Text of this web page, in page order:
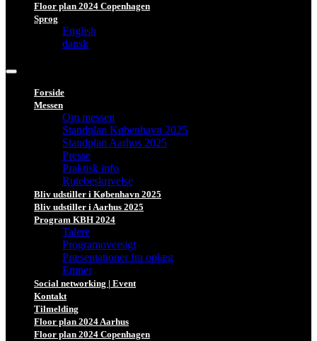
Floor plan 2024 Copenhagen
Sprog
English
dansk
Forside
Messen
Om messen
Standplan København 2025
Standplan Aarhus 2025
Presse
Praktisk info
Rutebeskrivelse
Bliv udstiller i København 2025
Bliv udstiller i Aarhus 2025
Program KBH 2024
Talere
Programoversigt
Præsentationer fra oplæg
Emner
Social networking | Event
Kontakt
Tilmelding
Floor plan 2024 Aarhus
Floor plan 2024 Copenhagen